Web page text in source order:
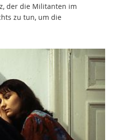
der die Militanten im
zu tun, um die